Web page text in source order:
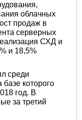
облачных
продаж в
серверных
СХД и
и 18,5%
среди
которого
год. В
за третий